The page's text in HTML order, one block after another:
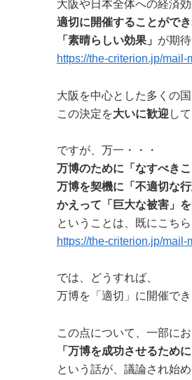
大阪や日本全体への経済効
適切に開催することができ
「素晴らしい効果」 が期待
https://the-criterion.jp/
大阪を中心とした多くの
この決定を大いに歓迎 し
ですが、万一・・・
万博のために「なすべきこ
万博を契機に「不適切な行
かえって「巨大な被害」を
ということは、既にこち
https://the-criterion.jp/
では、どうすれば、
万博を「適切」に開催で
この点について、一部に
「万博を成功させるため
という話が、議論され始め